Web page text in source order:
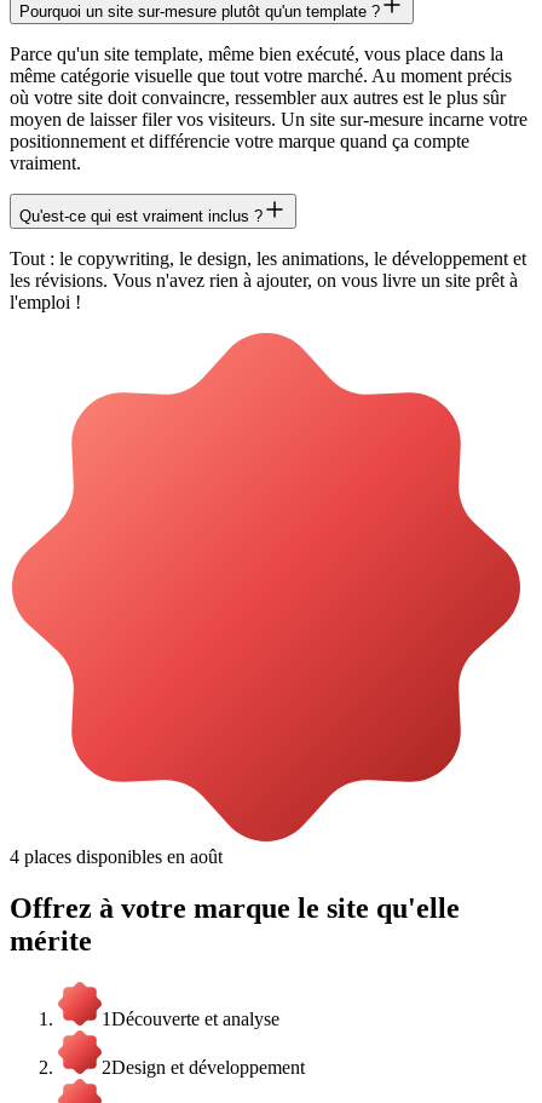
Pourquoi un site sur-mesure plutôt qu'un template ?
Parce qu'un site template, même bien exécuté, vous place dans la
même catégorie visuelle que tout votre marché. Au moment précis
où votre site doit convaincre, ressembler aux autres est le plus sûr
moyen de laisser filer vos visiteurs. Un site sur-mesure incarne votre
positionnement et différencie votre marque quand ça compte
vraiment.
Qu'est-ce qui est vraiment inclus ?
Tout : le copywriting, le design, les animations, le développement et
les révisions. Vous n'avez rien à ajouter, on vous livre un site prêt à
l'emploi !
4 places disponibles en août
Offrez à votre marque le site qu'elle
mérite
1Découverte et analyse
2Design et développement